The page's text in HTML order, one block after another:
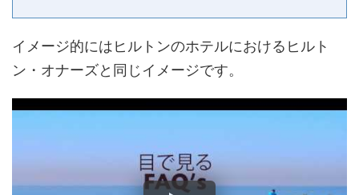
イメージ的にはヒルトンのホテルにおけるヒルト
ン・オナーズと同じイメージです。